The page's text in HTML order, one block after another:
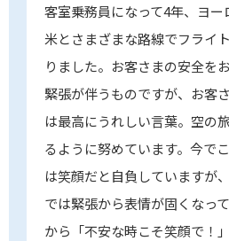
客室乗務員になって4年、ヨー
米とさまざまな路線でフライ
りました。お客さまの安全を
緊張が伴うものですが、お客
は最高にうれしい言葉。空の
るように努めています。今で
は笑顔だと自負していますが
では緊張から表情が固くなっ
から「不安な時こそ笑顔で！